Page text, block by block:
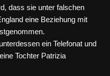
dass sie unter falschen
eine Beziehung mit
ein Telefonat und
Tochter Patrizia